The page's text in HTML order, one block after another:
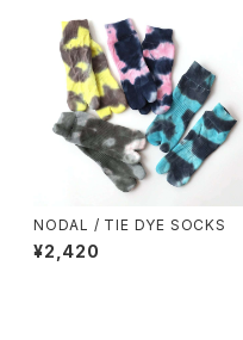
NODAL / TIE DYE SOCKS
¥2,420